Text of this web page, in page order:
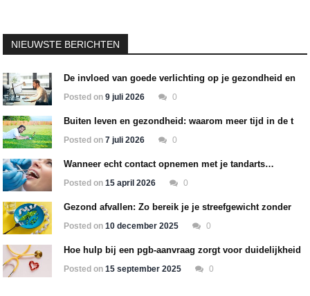
NIEUWSTE BERICHTEN
Posted on9 juli 2026 0
Buiten leven en gezondheid: waarom meer tijd in de tuin goed is voor lichaam en geest
Posted on7 juli 2026 0
Wanneer echt contact opnemen met je tandarts…
Posted on15 april 2026 0
Posted on10 december 2025 0
Hoe hulp bij een pgb-aanvraag zorgt voor duidelijkheid
Posted on15 september 2025 0